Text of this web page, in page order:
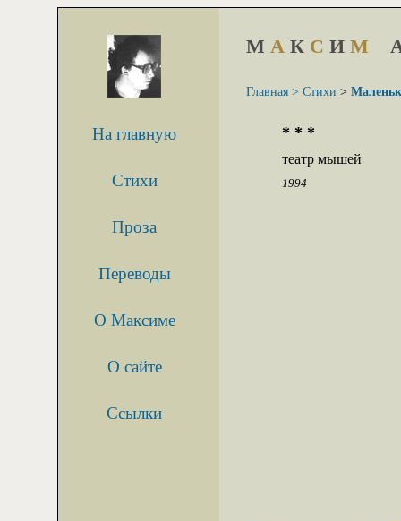
На главную
Стихи
Проза
Переводы
О Максиме
О сайте
Ссылки
М А К С И М
Главная > Стихи >
* * *
театр мышей
1994